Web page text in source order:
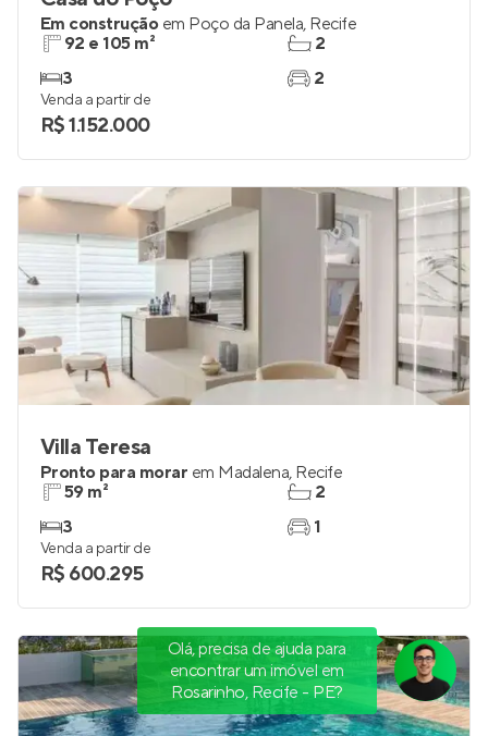
Em construção em Poço da Panela, Recife
92 e 105 m²
3
2
2
Venda a partir de
R$ 1.152.000
Villa Teresa
Pronto para morar em Madalena, Recife
59 m²
3
2
1
Venda a partir de
R$ 600.295
Olá, precisa de ajuda para
encontrar um imóvel em
Rosarinho, Recife - PE?